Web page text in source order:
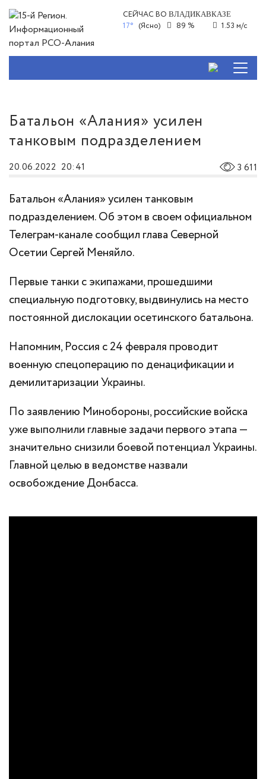
СЕЙЧАС ВОВЛАДИКАВКАЗЕ
17° (Ясно) 89 % 1.53 м/с
Батальон «Алания» усилен
танковым подразделением
20.06.2022 20:41 3 611
Батальон «Алания» усилен танковым
подразделением. Об этом в своем официальном
Телеграм-канале сообщил глава Северной
Осетии Сергей Меняйло.
Первые танки с экипажами, прошедшими
специальную подготовку, выдвинулись на место
постоянной дислокации осетинского батальона.
Напомним, Россия с 24 февраля проводит
военную спецоперацию по денацификации и
демилитаризации Украины.
По заявлению Минобороны, российские войска
уже выполнили главные задачи первого этапа —
значительно снизили боевой потенциал Украины.
Главной целью в ведомстве назвали
освобождение Донбасса.